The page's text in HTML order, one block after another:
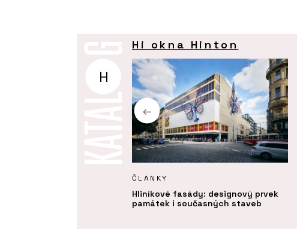
H
Hi okna Hinton
ČLÁNKY
Hliníkové fasády: designový prvek
památek i současných staveb